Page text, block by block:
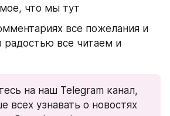
что мы тут
все пожелания и
радостью все читаем и
на наш Telegram канал,
всех узнавать о новостях